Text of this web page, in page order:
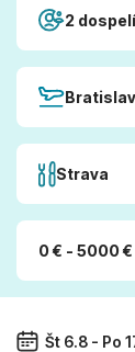
2
Strava
0 € - 5000 €
Št 6.8 - Po